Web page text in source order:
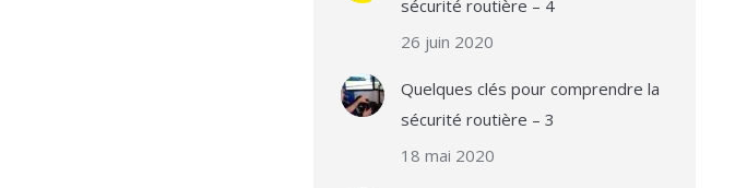
sécurité routière – 4
26 juin 2020
Quelques clés pour comprendre la
sécurité routière – 3
18 mai 2020